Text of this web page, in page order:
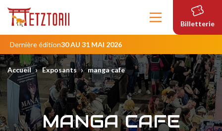
Contenu
principal
Billetterie
Dernière édition30 AU 31 MAI 2026
Accueil › Exposants › manga cafe
MANGA CAFE